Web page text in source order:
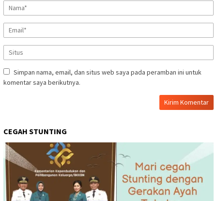
Simpan nama, email, dan situs web saya pada peramban ini untuk
komentar saya berikutnya.
CEGAH STUNTING